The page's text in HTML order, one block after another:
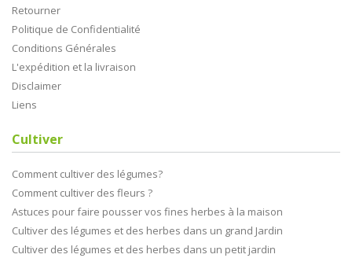
Retourner
Politique de Confidentialité
Conditions Générales
L'expédition et la livraison
Disclaimer
Liens
Cultiver
Comment cultiver des légumes?
Comment cultiver des fleurs ?
Astuces pour faire pousser vos fines herbes à la maison
Cultiver des légumes et des herbes dans un grand Jardin
Cultiver des légumes et des herbes dans un petit jardin